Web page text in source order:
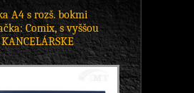
A4 s rozš. bokmi
Comix, s vyššou